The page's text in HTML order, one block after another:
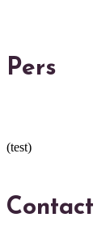
Pers
(test)
Contact